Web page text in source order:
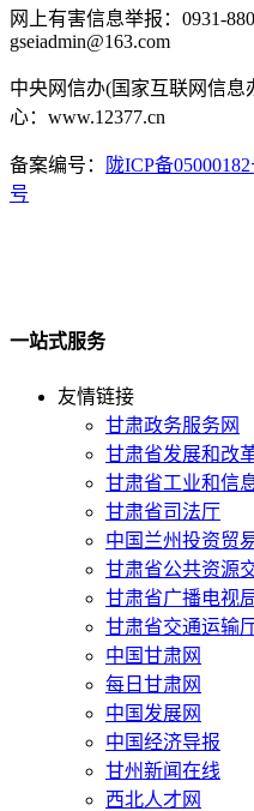
网上有害信息举报：0931-
gseiadmin@163.com
中央网信办(国家互联网信
心：www.12377.cn
备案编号： 陇ICP备05000182
号
一站式服务
友情链接
甘肃政务服务网
甘肃省发展和改
甘肃省工业和信
甘肃省司法厅
中国兰州投资贸
甘肃省公共资源
甘肃省广播电视
甘肃省交通运输
中国甘肃网
每日甘肃网
中国发展网
中国经济导报
甘州新闻在线
西北人才网